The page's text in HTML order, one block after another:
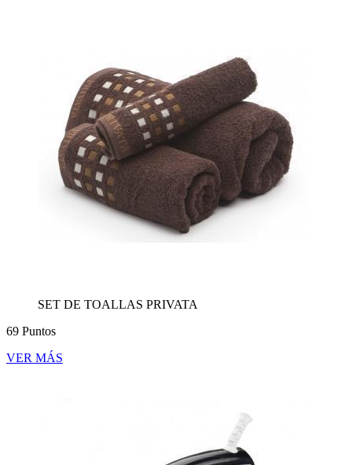
SET DE TOALLAS PRIVATA
69 Puntos
VER MÁS